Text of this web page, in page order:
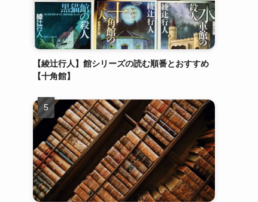
【綾辻行人】館シリーズの読む順番とおすすめ
【十角館】